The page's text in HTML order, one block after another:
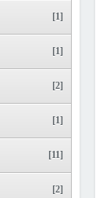
[1]
[1]
[2]
[1]
[11]
[2]